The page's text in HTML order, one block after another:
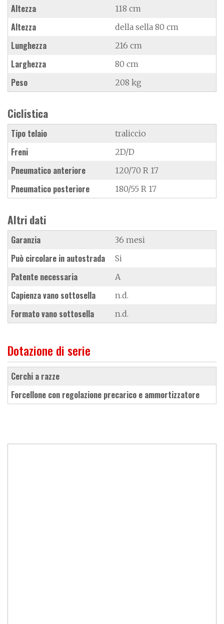
Altezza 118 cm
Altezza della sella 80 cm
Lunghezza 216 cm
Larghezza 80 cm
Peso 208 kg
Ciclistica
Tipo telaio traliccio
Freni 2D/D
Pneumatico anteriore 120/70 R 17
Pneumatico posteriore 180/55 R 17
Altri dati
Garanzia 36 mesi
Può circolare in autostrada Si
Patente necessaria A
Capienza vano sottosella n.d.
Formato vano sottosella n.d.
Dotazione di serie
cerchi a razze
forcellone con regolazione precarico e ammortizzatore